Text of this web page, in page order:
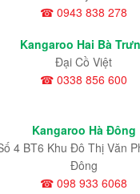
☎ 0943 838 278
Kangaroo Hai Bà
Đại Cồ Việt
☎ 0338 856 600
Kangaroo Hà Đông
4 BT6 Khu Đô Thị Văn
Đông
☎ 098 933 6068